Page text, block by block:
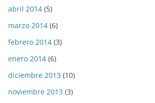
abril 2014 (5)
marzo 2014 (6)
febrero 2014 (3)
enero 2014 (6)
diciembre 2013 (10)
noviembre 2013 (3)